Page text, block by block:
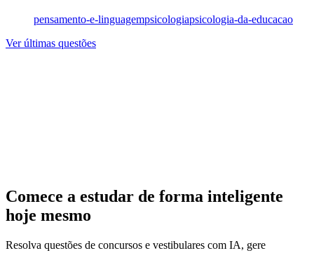
pensamento-e-linguagempsicologiapsicologia-da-educacao
Ver últimas questões
Comece a estudar de forma inteligente
hoje mesmo
Resolva questões de concursos e vestibulares com IA, gere